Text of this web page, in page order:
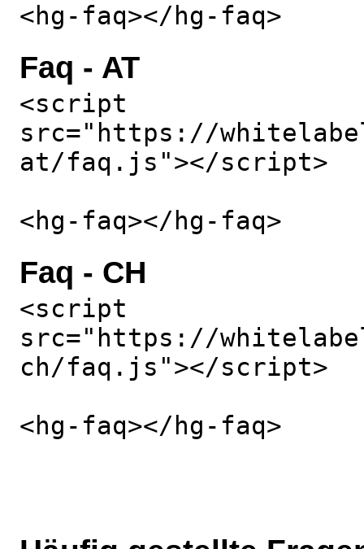
<hg-faq></hg-faq>
Faq - AT
<script
src="https://
at/faq.js"></script>
<hg-faq></hg-faq>
Faq - CH
<script
src="https://
ch/faq.js"></script>
<hg-faq></hg-faq>